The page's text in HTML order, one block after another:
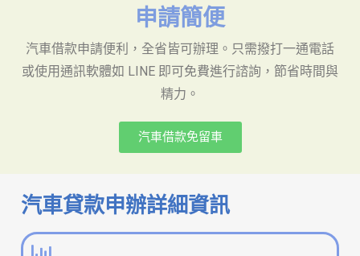
申請簡便
汽車借款申請便利，全省皆可辦理。只需撥打一通電話
或使用通訊軟體如 LINE 即可免費進行諮詢，節省時間與
精力。
汽車借款免留車
汽車貸款申辦詳細資訊